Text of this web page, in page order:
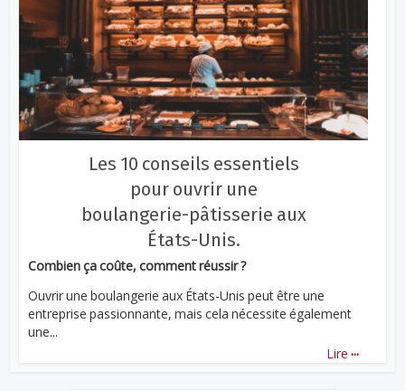
Les 10 conseils essentiels
pour ouvrir une
boulangerie-pâtisserie aux
États-Unis.
Combien ça coûte, comment réussir ?
Ouvrir une boulangerie aux États-Unis peut être une
entreprise passionnante, mais cela nécessite également
une...
Lire ...